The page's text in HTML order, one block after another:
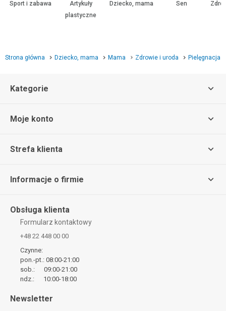
Sport i zabawa
Artykuły
plastyczne
Dziecko, mama Sen
Strona główna Dziecko, mama Mama Zdrowie i uroda Pielęgnacja
Kategorie
Moje konto
Strefa klienta
Informacje o firmie
Obsługa klienta
Formularz kontaktowy
+48 22 448 00 00
Czynne:
pon.-pt.: 08:00-21:00
sob.: 09:00-21:00
ndz.: 10:00-18:00
Newsletter